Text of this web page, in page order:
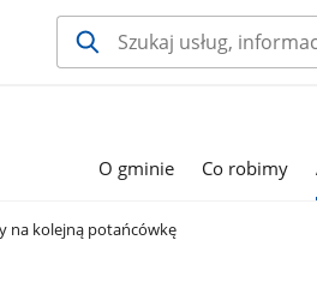
O gminie Co robimy
na kolejną potańcówkę